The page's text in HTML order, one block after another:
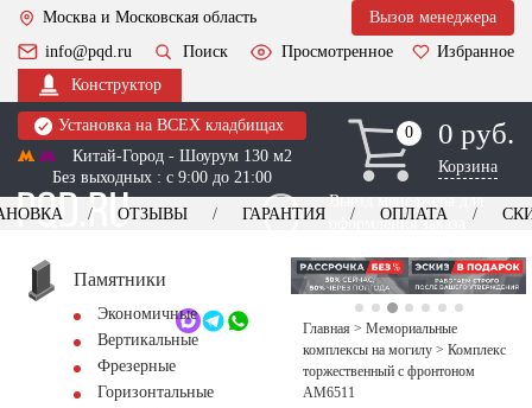
Москва и Московская область
Вызов менеджера
info@pqd.ru
Поиск Просмотренное
Избранное
Конструктор
Установка на ВСЕХ кладбищах
Китай-Город - Шоурум 130 м2
Без выходных : с 9:00 до 21:00
0
0 0 руб.
Корзина
Выезд менеджера для
оформления заказа
+7 (495) 518-44-23
Обратный звонок
ОТЗЫВЫ ГАРАНТИЯ ОПЛАТА
Памятники
Экономичные
Вертикальные
Фрезерные
Горизонтальные
Главная > Мемориальные
комплексы на могилу > Комплекс
торжественный с фронтоном
AM6511